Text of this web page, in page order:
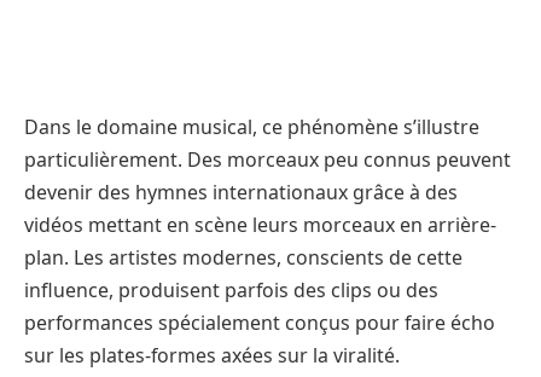
Dans le domaine musical, ce phénomène s’illustre
particulièrement. Des morceaux peu connus peuvent
devenir des hymnes internationaux grâce à des
vidéos mettant en scène leurs morceaux en arrière-
plan. Les artistes modernes, conscients de cette
influence, produisent parfois des clips ou des
performances spécialement conçus pour faire écho
sur les plates-formes axées sur la viralité.